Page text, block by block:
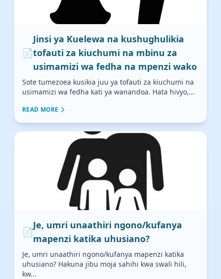
📄
Jinsi ya Kuelewa na kushughulikia
tofauti za kiuchumi na mbinu za
usimamizi wa fedha na mpenzi wako
Sote tumezoea kusikia juu ya tofauti za kiuchumi na
usimamizi wa fedha kati ya wanandoa. Hata hivyo,...
READ MORE
📄
Je, umri unaathiri ngono/kufanya
mapenzi katika uhusiano?
Je, umri unaathiri ngono/kufanya mapenzi katika
uhusiano? Hakuna jibu moja sahihi kwa swali hili,
kw...